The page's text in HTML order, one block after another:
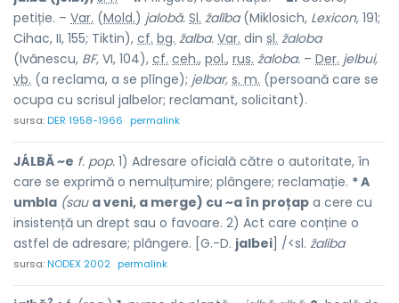
petiție. – Var. (Mold.) jalobă. Sl. žalĭba(Miklosich, Lexicon, 191;
Cihac, II, 155; Tiktin), cf. bg. žalba. Var. din sl. žaloba
(Ivănescu, BF, VI, 104), cf. ceh., pol., rus. žaloba. – Der. jelbui,
vb. (a reclama, a se plînge); jelbar, s. m. (persoană care se
ocupa cu scrisul jalbelor; reclamant, solicitant).
sursa:DER 1958-1966 permalink
JÁLBĂ ~e f. pop. 1) Adresare oficială către o autoritate, în
care se exprimă o nemulțumire; plângere; reclamație. * A
umbla (sau a veni, a merge) cu ~a în proțap a cere cu
insistență un drept sau o favoare. 2) Act care conține o
astfel de adresare; plângere. [G.-D. jalbei ] /<sl. žaliba
sursa:NODEX 2002 permalink